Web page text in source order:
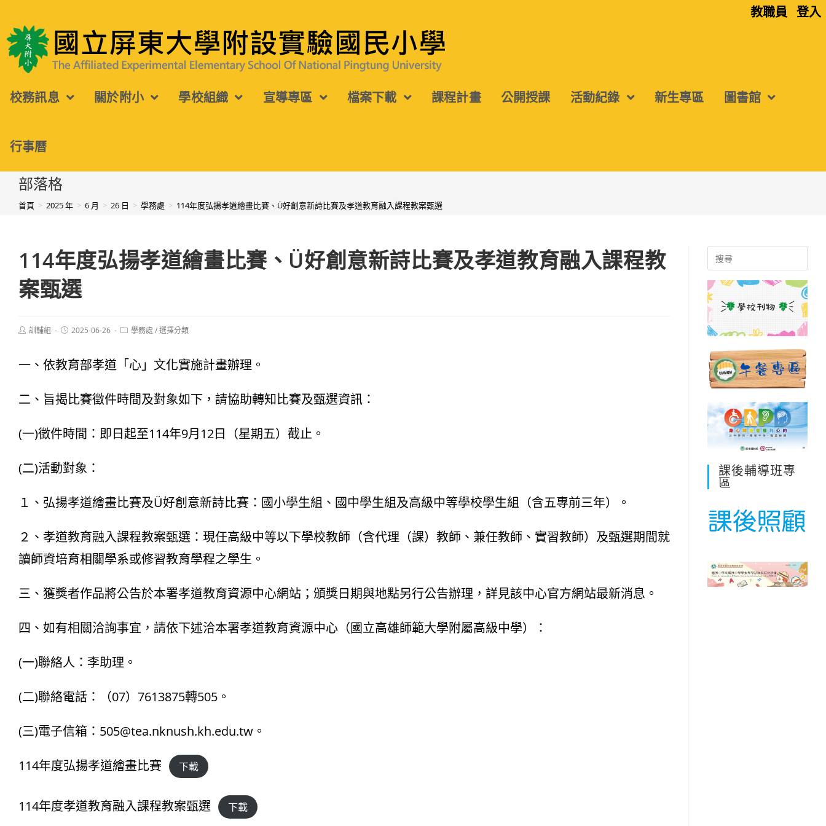
轉
至
要
容
教職員 登入
國立屏東大學附設實驗國民小學
校務訊息 關於附小 學校組織 宣導專區 檔案下載 課程計畫 公開授課 活動紀錄 新生專區 圖書館
行事曆
部落格
首頁 > 2025 年 > 6 月 > 26 日 > 學務處 > 114年度弘揚孝道繪畫比賽、Ü好創意新詩比賽及孝道教育融入課程教案甄選
114年度弘揚孝道繪畫比賽、Ü好創意新詩比賽及孝道教育融入課程教
案甄選
Post訓輔組
Post2025-06-26
Post學務處 /選擇分類
一、依教育部孝道「心」文化實施計畫辦理。
二、旨揭比賽徵件時間及對象如下，請協助轉知比賽及甄選資訊：
(一)徵件時間：即日起至114年9月12日（星期五）截止。
(二)活動對象：
１、弘揚孝道繪畫比賽及Ü好創意新詩比賽：國小學生組、國中學生組及高級中等學校學生組（含五專前三年）。
２、孝道教育融入課程教案甄選：現任高級中等以下學校教師（含代理（課）教師、兼任教師、實習教師）及甄選期間就
讀師資培育相關學系或修習教育學程之學生。
三、獲獎者作品將公告於本署孝道教育資源中心網站；頒獎日期與地點另行公告辦理，詳見該中心官方網站最新消息。
四、如有相關洽詢事宜，請依下述洽本署孝道教育資源中心（國立高雄師範大學附屬高級中學）：
(一)聯絡人：李助理。
(二)聯絡電話：（07）7613875轉505。
(三)電子信箱：505@tea.nknush.kh.edu.tw。
114年度弘揚孝道繪畫比賽 下載
114年度孝道教育融入課程教案甄選 下載
Search
for:
課後輔導班專
區